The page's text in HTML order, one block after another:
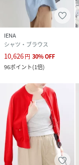
IENA
シャツ・ブラウス
10,626円 30%OFF
96ポイント(1倍)